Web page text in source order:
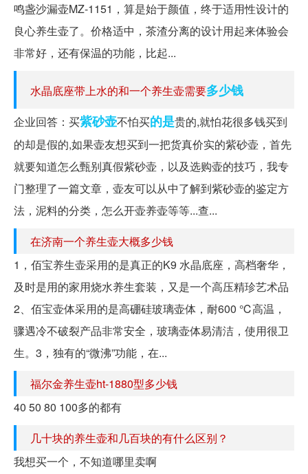
鸣盏沙漏壶MZ-1151，算是始于颜值，终于适用性设计的
良心养生壶了。价格适中，茶渣分离的设计用起来体验会
非常好，还有保温的功能，比起...
水晶底座带上水的和一个养生壶需要多少钱
企业回答：买紫砂壶不怕买的是贵的,就怕花很多钱买到
的却是假的,如果壶友想买到一把货真价实的紫砂壶，首先
就要知道怎么甄别真假紫砂壶，以及选购壶的技巧，我专
门整理了一篇文章，壶友可以从中了解到紫砂壶的鉴定方
法，泥料的分类，怎么开壶养壶等等...查...
在济南一个养生壶大概多少钱
1，佰宝养生壶采用的是真正的K9 水晶底座，高档奢华，
及时是用的家用烧水养生套装，又是一个高压精珍艺术品
2、佰宝壶体采用的是高硼硅玻璃壶体，耐600 ℃高温，
骤遇冷不破裂产品非常安全，玻璃壶体易清洁，使用很卫
生。3，独有的“微沸”功能，在...
福尔金养生壶ht-1880型多少钱
40 50 80 100多的都有
几十块的养生壶和几百块的有什么区别？
我想买一个，不知道哪里卖啊